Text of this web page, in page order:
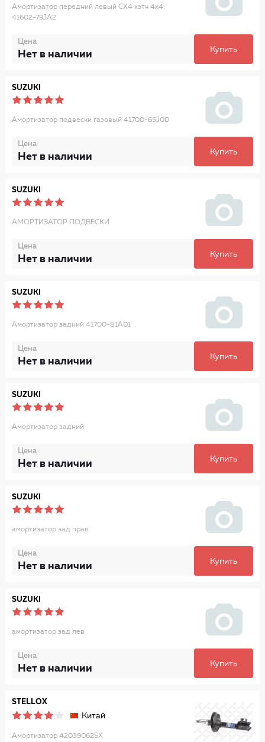
Амортизатор передний левый CX4 хэтч 4x4:
41602-79JA2
Цена
Нет в наличии Купить
SUZUKI
Амортизатор подвески газовый 41700-65J00
Цена
Нет в наличии Купить
SUZUKI
АМОРТИЗАТОР ПОДВЕСКИ
Цена
Нет в наличии Купить
SUZUKI
Амортизатор задний 41700-81A01
Цена
Нет в наличии Купить
SUZUKI
Амортизатор задний
Цена
Нет в наличии Купить
SUZUKI
амортизатор зад прав
Цена
Нет в наличии Купить
SUZUKI
амортизатор зад лев
Цена
Нет в наличии Купить
STELLOX
Китай
Амортизатор 42039062SX